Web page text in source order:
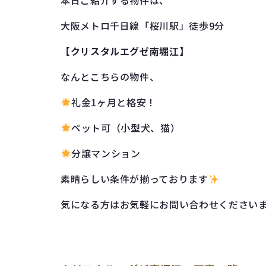
大阪メトロ千日線「桜川駅」徒歩9分
【クリスタルエグゼ南堀江】
なんとこちらの物件、
礼金1ヶ月と格安！
ペット可（小型犬、猫）
分譲マンション
素晴らしい条件が揃っております
気になる方はお気軽にお問い合わせください